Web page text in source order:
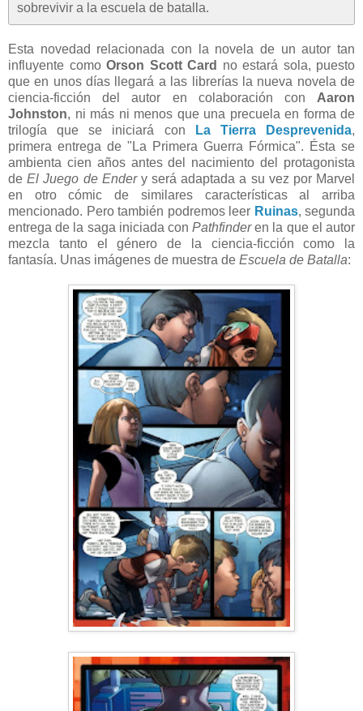
sobrevivir a la escuela de batalla.
Esta novedad relacionada con la novela de un autor tan
influyente como Orson Scott Card
no estará sola, puesto
que en unos días llegará a las librerías la nueva novela de
ciencia-ficción del autor en colaboración con Aaron
Johnston, ni más ni menos que una precuela en forma de
trilogía que se iniciará con
La Tierra Desprevenida,
primera entrega de "La Primera Guerra Fórmica". Ésta se
ambienta cien años antes del nacimiento del protagonista
deEl Juego de Endery será adaptada a su vez por Marvel
en otro cómic de similares características al arriba
mencionado. Pero también podremos leer Ruinas, segunda
entrega de la saga iniciada conPathfinderen la que el autor
mezcla tanto el género de la ciencia-ficción como la
fantasía. Unas imágenes de muestra de Escuela de Batalla: